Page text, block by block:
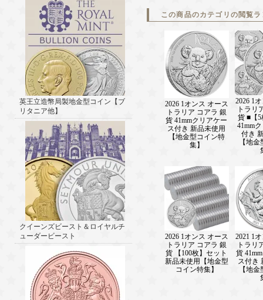
英王立造幣局製地金型コイン【ブ
リタニア他】
クイーンズビースト＆ロイヤルチ
ューダービースト
この商品のカテゴリの閲覧
2026 1オンス オース
トラリア コアラ 銀
貨 41mmクリアケー
ス付き 新品未使用
【地金型コイン特
集】
2026 1
トラリ
貨 ■【
41mm
付き
【地
2026 1オンス オース
トラリア コアラ 銀
貨 【100枚】セット
新品未使用【地金型
コイン特集】
2021 1
トラリ
貨
ス付き
【地